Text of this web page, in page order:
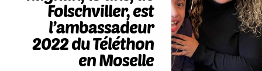
Folschviller, est
l’ambassadeur
2022 du Téléthon
en Moselle